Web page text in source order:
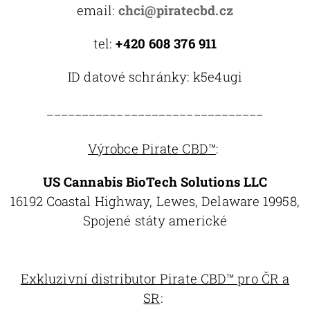
email: chci@piratecbd.cz
tel:+420 608 376 911
ID datové schránky:k5e4ugi
Výrobce Pirate CBD™:
US Cannabis BioTech Solutions LLC
16192 Coastal Highway, Lewes, Delaware 19958,
Spojené státy americké
Exkluzivní distributor Pirate CBD™ pro ČR a
SR: